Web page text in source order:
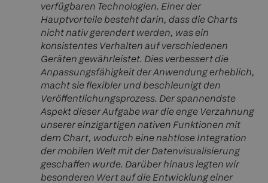
verfügbaren Technologien. Einer der
Hauptvorteile besteht darin, dass die Charts
nicht nativ gerendert werden, was ein
konsistentes Verhalten auf verschiedenen
Geräten gewährleistet. Dies verbessert die
Anpassungsfähigkeit der Anwendung erheblich,
macht sie flexibler und beschleunigt den
Veröffentlichungsprozess. Der spannendste
Aspekt dieser Aufgabe war die enge Verzahnung
unserer einzigartigen nativen Funktionen mit
dem Chart, wodurch eine nahtlose Integration
der mobilen Welt mit der Datenvisualisierung
geschaffen wurde. Darüber hinaus legten wir
besonderen Wert auf die Entwicklung einer